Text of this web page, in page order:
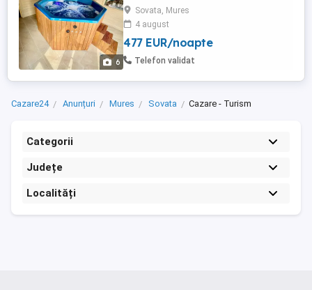
6
balcon Zonă wellness: jacuzzi și
saună,piscina cu apa sarata Posibilitate
de grătar și gătit la ceaun în curte Living
spațios pentru activități comune Bucătărie
complet utilată Wi-Fi și parcare gratuită
Sovata, Mures
4 august
477 EUR/noapte
Telefon validat
Cazare24 Anunțuri Mures Sovata Cazare - Turism
Categorii
Județe
Localități